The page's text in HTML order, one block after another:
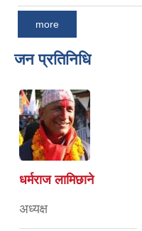
more
जन प्रतिनिधि
धर्मराज लामिछाने
अध्यक्ष